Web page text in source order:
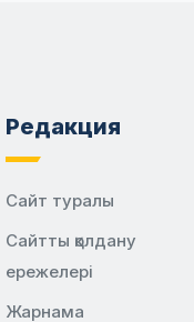
Редакция
Сайт туралы
Сайтты қолдану
ережелері
Жарнама